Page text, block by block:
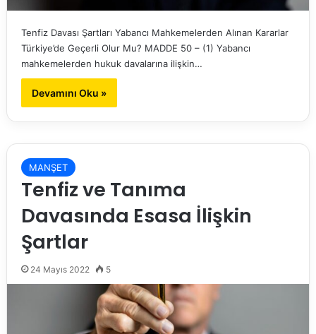
Tenfiz Davası Şartları Yabancı Mahkemelerden Alınan Kararlar
Türkiye’de Geçerli Olur Mu? MADDE 50 – (1) Yabancı
mahkemelerden hukuk davalarına ilişkin…
Devamını Oku »
MANŞET
Tenfiz ve Tanıma
Davasında Esasa İlişkin
Şartlar
24 Mayıs 2022 5